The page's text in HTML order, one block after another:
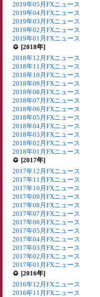
2019年05月FXニュース
2019年04月FXニュース
2019年03月FXニュース
2019年02月FXニュース
2019年01月FXニュース
[2018年]
2018年12月FXニュース
2018年11月FXニュース
2018年10月FXニュース
2018年09月FXニュース
2018年08月FXニュース
2018年07月FXニュース
2018年06月FXニュース
2018年05月FXニュース
2018年04月FXニュース
2018年03月FXニュース
2018年02月FXニュース
2018年01月FXニュース
[2017年]
2017年12月FXニュース
2017年11月FXニュース
2017年10月FXニュース
2017年09月FXニュース
2017年08月FXニュース
2017年07月FXニュース
2017年06月FXニュース
2017年05月FXニュース
2017年04月FXニュース
2017年03月FXニュース
2017年02月FXニュース
2017年01月FXニュース
[2016年]
2016年12月FXニュース
2016年11月FXニュース